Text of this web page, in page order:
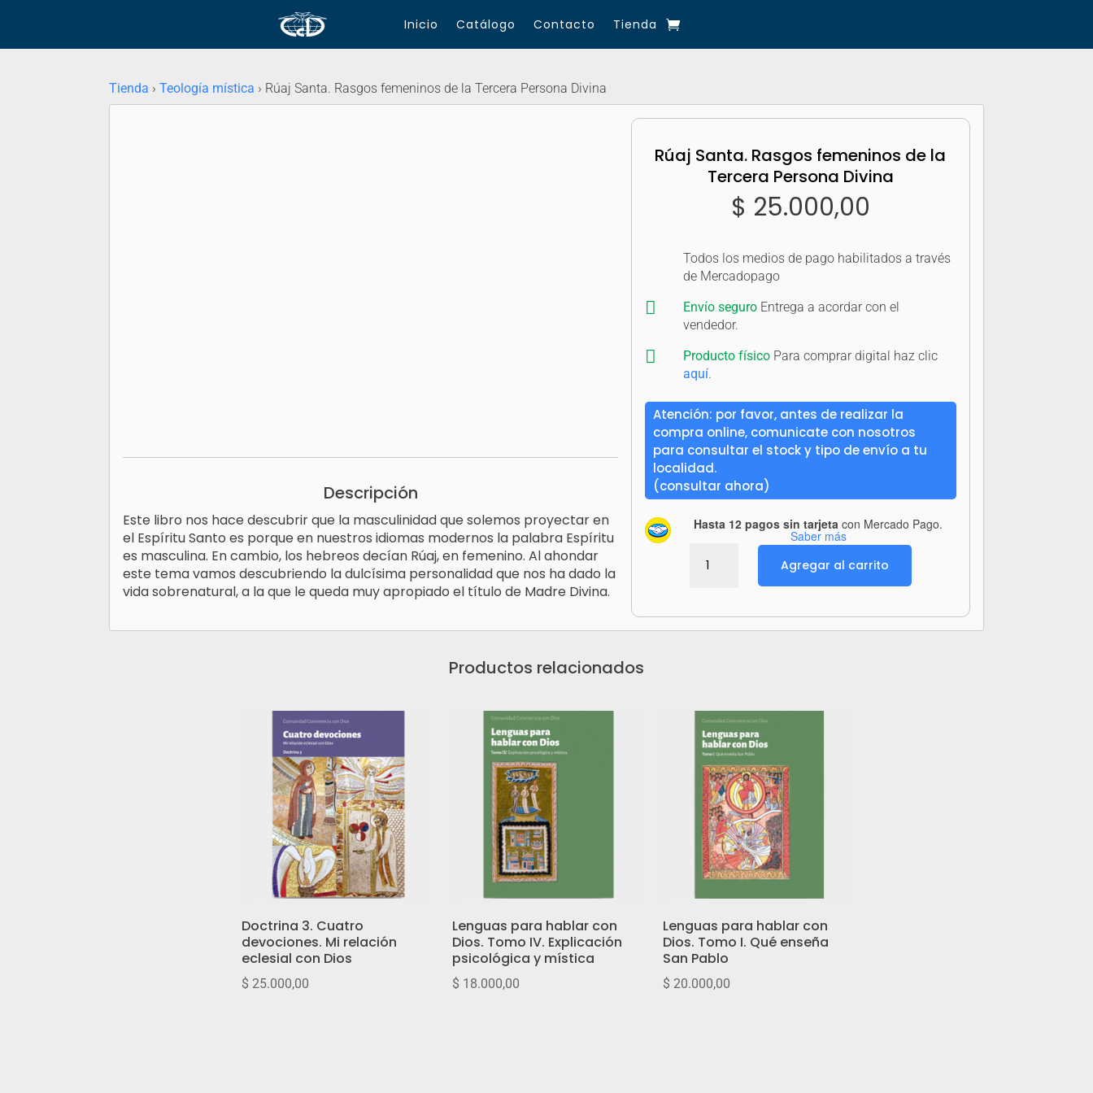
Inicio Catálogo Contacto Tienda
Tienda ›Teología mística › Rúaj Santa. Rasgos femeninos de la Tercera Persona Divina
Descripción
Este libro nos hace descubrir que la masculinidad que solemos proyectar en
el Espíritu Santo es porque en nuestros idiomas modernos la palabra Espíritu
es masculina. En cambio, los hebreos decían Rúaj, en femenino. Al ahondar
este tema vamos descubriendo la dulcísima personalidad que nos ha dado la
vida sobrenatural, a la que le queda muy apropiado el título de Madre Divina.
Rúaj Santa. Rasgos femeninos de la
Tercera Persona Divina
$ 25.000,00
Todos los medios de pago habilitados a través
de Mercadopago
 Envío seguro Entrega a acordar con el
vendedor.
 Producto físico Para comprar digital haz clic
aquí.
Atención: por favor, antes de realizar la
compra online, comunicate con nosotros
para consultar el stock y tipo de envío a tu
localidad.
(consultar ahora)
Hasta 12 pagos sin tarjeta con Mercado Pago.
Saber más
Santa.
de
cantidad
Agregar al carrito
Productos relacionados
Doctrina 3. Cuatro
devociones. Mi relación
eclesial con Dios
$ 25.000,00
Lenguas para hablar con
Dios. Tomo IV. Explicación
psicológica y mística
$ 18.000,00
Lenguas para hablar con
Dios. Tomo I. Qué enseña
San Pablo
$ 20.000,00